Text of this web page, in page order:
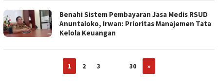
Benahi Sistem Pembayaran Jasa Medis RSUD
Anuntaloko, Irwan: Prioritas Manajemen Tata
Kelola Keuangan
1 2 3 30 »